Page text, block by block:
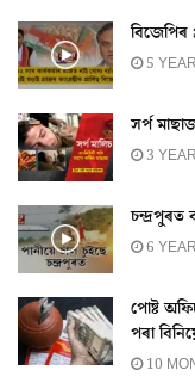
বিজেপিৰ
5
সৰ্প
3
6
পোষ্ট
পৰা
10